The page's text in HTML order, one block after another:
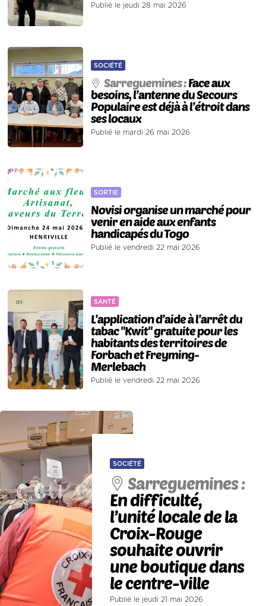
Publié le jeudi 28 mai 2026
SOCIÉTÉ
Sarreguemines :Face aux
besoins, l’antenne du Secours
Populaire est déjà à l’étroit dans
ses locaux
Publié le mardi 26 mai 2026
SORTIE
Novisi organise un marché pour
venir en aide aux enfants
handicapés du Togo
Publié le vendredi 22 mai 2026
SANTÉ
L’application d’aide à l’arrêt du
tabac "Kwit" gratuite pour les
habitants des territoires de
Forbach et Freyming-
Merlebach
Publié le vendredi 22 mai 2026
SOCIÉTÉ
Sarreguemines :
En difficulté,
l’unité locale de la
Croix-Rouge
souhaite ouvrir
une boutique dans
le centre-ville
Publié le jeudi 21 mai 2026